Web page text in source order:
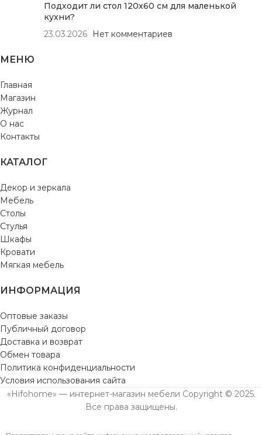
Подходит ли стол 120х60 см для маленькой
кухни?
23.03.2026
Нет комментариев
МЕНЮ
Главная
Магазин
Журнал
О нас
Контакты
КАТАЛОГ
Декор и зеркала
Мебель
Столы
Стулья
Шкафы
Кровати
Мягкая мебель
ИНФОРМАЦИЯ
Оптовые заказы
Публичный договор
Доставка и возврат
Обмен товара
Политика конфиденциальности
Условия использования сайта
«Hifohome» — интернет-магазин мебели Copyright © 2025.
Все права защищены.